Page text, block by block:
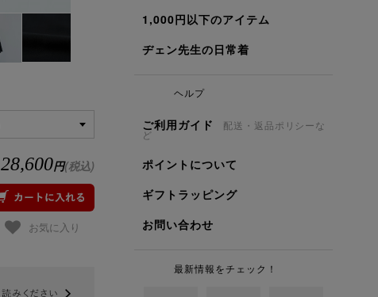
1,000円以下のアイテム
ヂェン先生の日常着
ヘルプ
ご利用ガイド 配送・返品ポリシーな
ど
ポイントについて
ギフトラッピング
お問い合わせ
最新情報をチェック！
28,600円(税込)
お気に入り